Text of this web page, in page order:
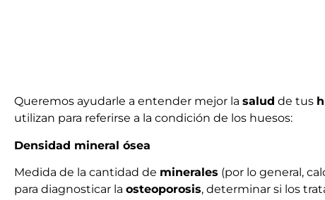
Queremos ayudarle a entender mejor la salud de tus
utilizan para referirse a la condición de los huesos:
Densidad mineral ósea
Medida de la cantidad de minerales (por lo general,
para diagnosticar la osteoporosis, determinar si los